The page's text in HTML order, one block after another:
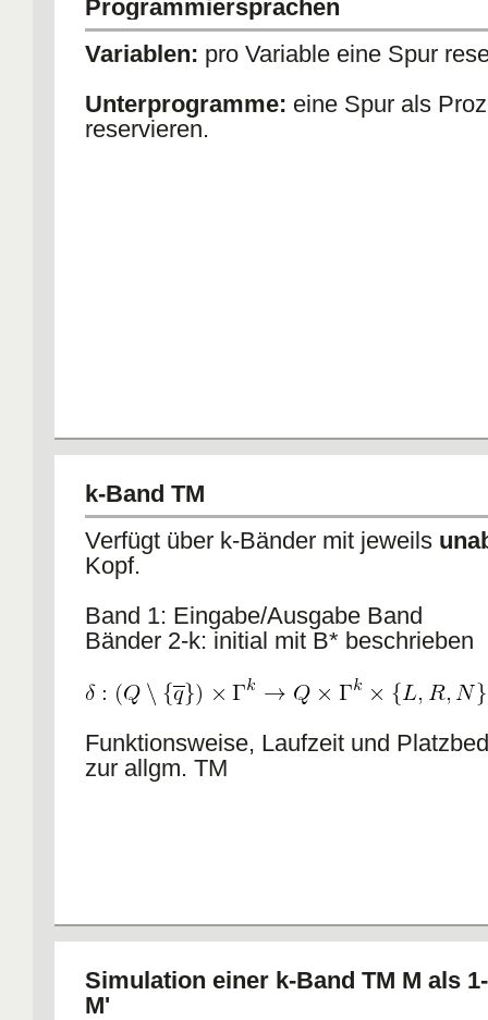
Programmiersprachen
Variablen: pro Variable eine Spur
Unterprogramme: eine Spur als
reservieren.
k-Band TM
Verfügt über k-Bänder mit jeweils
Kopf.
Band 1: Eingabe/Ausgabe Band
Bänder 2-k: initial mit B* beschrieben
Funktionsweise, Laufzeit und
zur allgm. TM
Simulation einer k-Band TM M als
M'